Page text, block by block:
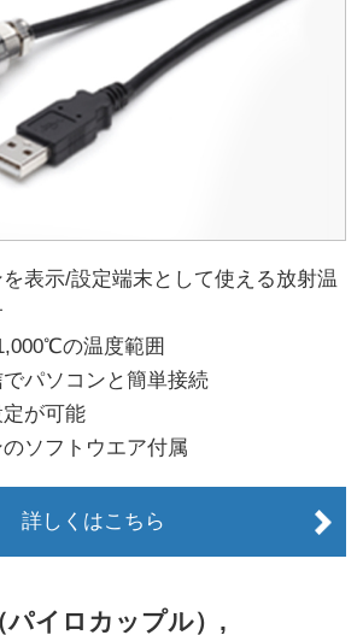
表示/設定端末として使える放射温
の温度範囲
パソコンと簡単接続
が可能
ソフトウエア付属
詳しくはこちら
イロカップル）,